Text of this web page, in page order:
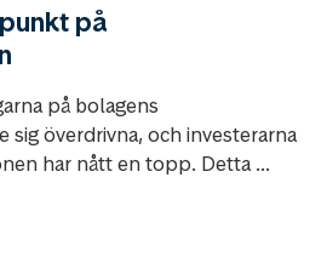
på
på bolagens
sig överdrivna, och investerarna
har nått en topp. Detta ...